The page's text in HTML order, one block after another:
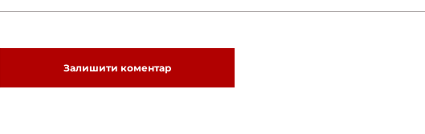
Залишити коментар